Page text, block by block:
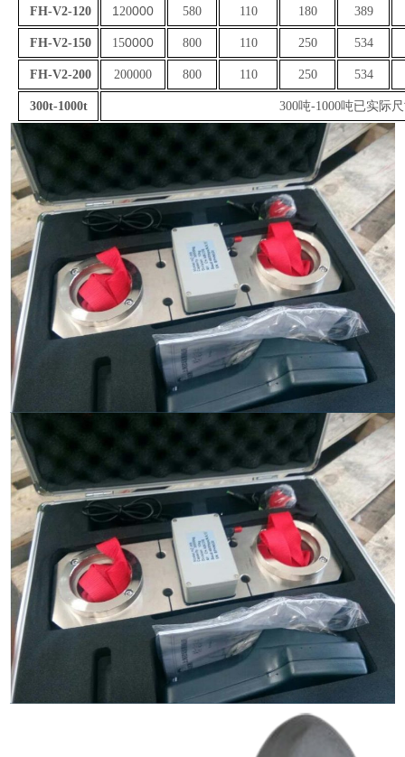
FH-V2-120 1 20000 580 110 180 389
FH-V2-150 150000 800 110 250 534
FH-V2-200 200000 800 110 250 534
300t-1000t 300吨-1000吨已实际